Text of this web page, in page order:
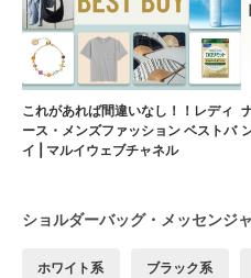
これがあれば間違いなし！！レディ
ース・メンズファッション ベストバ
イ | マルイウェブチャネル
ショルダーバッグ・メッセンジ
ホワイト系 ブラック系